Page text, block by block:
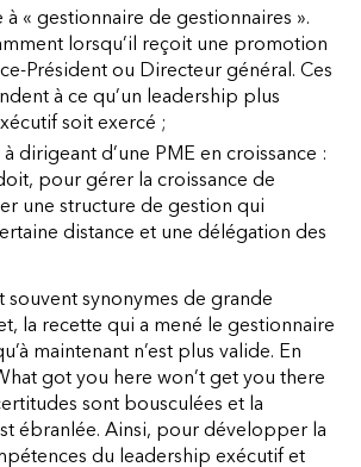
« gestionnaire de gestionnaires ».
lorsqu’il reçoit une promotion
Président ou Directeur général. Ces
à ce qu’un leadership plus
soit exercé ;
dirigeant d’une PME en croissance :
pour gérer la croissance de
une structure de gestion qui
distance et une délégation des
souvent synonymes de grande
la recette qui a mené le gestionnaire
maintenant n’est plus valide. En
got you here won’t get you there
sont bousculées et la
ébranlée. Ainsi, pour développer la
du leadership exécutif et